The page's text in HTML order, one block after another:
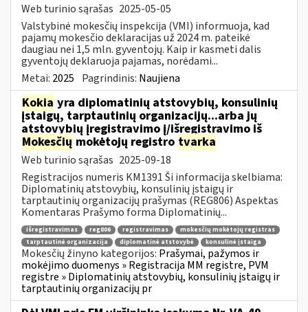
Web turinio sąrašas 2025-05-05
Valstybinė mokesčių inspekcija (VMI) informuoja, kad
pajamų mokesčio deklaracijas už 2024 m. pateikė
daugiau nei 1,5 mln. gyventojų. Kaip ir kasmeti dalis
gyventojų deklaruoja pajamas, norėdami...
Metai: 2025 Pagrindinis: Naujiena
Kokia yra diplomatinių atstovybių, konsulinių
įstaigų, tarptautinių organizacijų...arba jų
atstovybių įregistravimo į/išregistravimo iš
Mokesčių mokėtojų registro tvarka
Web turinio sąrašas 2025-09-18
Registracijos numeris KM1391 Ši informacija skelbiama:
Diplomatinių atstovybių, konsulinių įstaigų ir
tarptautinių organizacijų prašymas (REG806) Aspektas
Komentaras Prašymo forma Diplomatinių...
išregistravimas reg806 registravimas
mokesčių mokėtojų registras
tarptautinė organizacija
diplomatinė atstovybė konsulinė įstaiga
Mokesčių žinyno kategorijos: Prašymai, pažymos ir
mokėjimo duomenys » Registracija MM registre, PVM
registre » Diplomatinių atstovybių, konsulinių įstaigų ir
tarptautinių organizacijų pr